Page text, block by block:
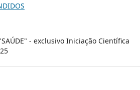
- exclusivo Iniciação Científica